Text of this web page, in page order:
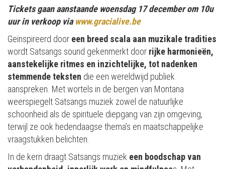
Tickets gaan aanstaande woensdag 17 december om 10u
uur in verkoop viawww.gracialive.be
Geïnspireerd door een breed scala aan muzikale tradities
wordt Satsangs sound gekenmerkt door rijke harmonieën,
aanstekelijke ritmes en inzichtelijke, tot nadenken
stemmende teksten die een wereldwijd publiek
aanspreken. Met wortels in de bergen van Montana
weerspiegelt Satsangs muziek zowel de natuurlijke
schoonheid als de spirituele diepgang van zijn omgeving,
terwijl ze ook hedendaagse thema’s en maatschappelijke
vraagstukken belichten.
In de kern draagt Satsangs muziek een boodschap van